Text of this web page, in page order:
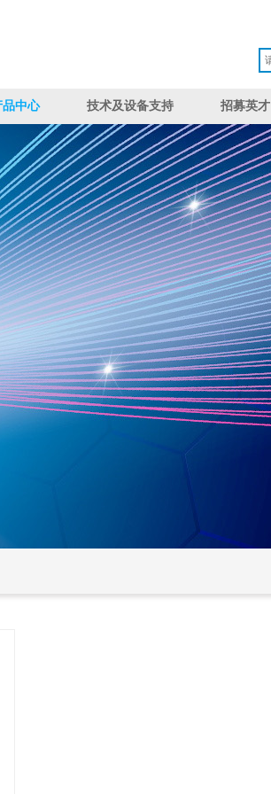
品中心 技术及设备支持 招募英才